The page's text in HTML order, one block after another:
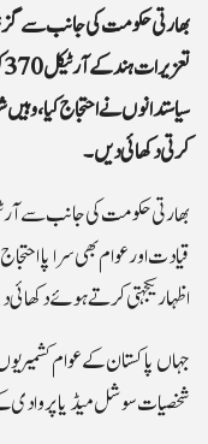
بھارتی حکومت کی جانب سے
سیاستدانوں نے احتجاج کیا،
کرتی دکھائی دیں۔
قیادت اور عوام بھی سراپا
اظہار یکجہتی کرتے ہوئے
جہاں پاکستان کے عوام
شخصیات سوشل میڈیا پر وادی